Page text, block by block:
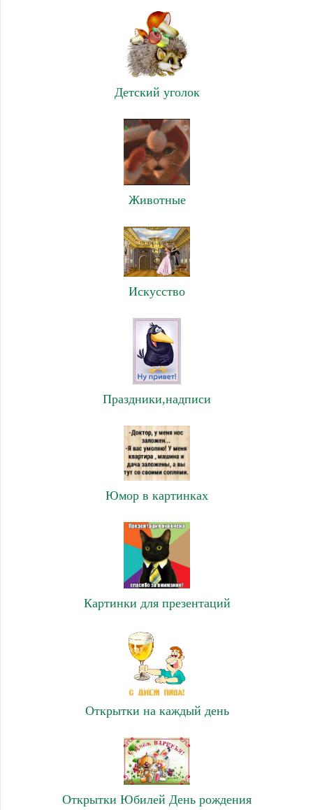
Детский уголок
Животные
Искусство
Праздники,надписи
Юмор в картинках
Картинки для презентаций
Открытки на каждый день
Открытки Юбилей День рождения